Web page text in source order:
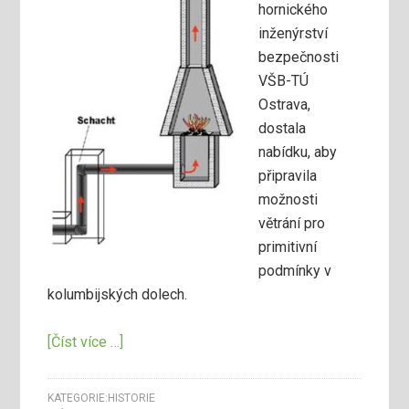
hornického
inženýrství
bezpečnosti
VŠB-TÚ
Ostrava,
dostala
nabídku, aby
připravila
možnosti
větrání pro
primitivní
podmínky v
kolumbijských dolech.
[Číst více …]
KATEGORIE: HISTORIE